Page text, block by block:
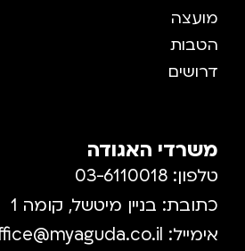
האגודה
03-6110018
בניין מיטשל, קומה 1
office@myaguda.co.il